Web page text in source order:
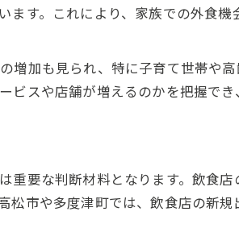
飲食新店舗動向が市場予測に
新店舗開業が飲食市場に及
飲食市場分析でわかる新店
飲食市場予測が子育て環境に
飲食業界の未来予測と働き
ます。これにより、家族での外食
増加も見られ、特に子育て世帯や
スや店舗が増えるのかを把握で
重要な判断材料となります。飲食
松市や多度津町では、飲食店の新